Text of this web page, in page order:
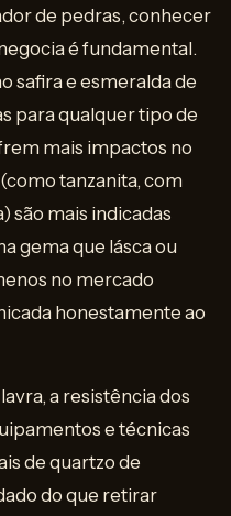
de pedras, conhecer
é fundamental.
safira e esmeralda de
para qualquer tipo de
mais impactos no
tanzanita, com
são mais indicadas
gema que lásca ou
no mercado
honestamente ao
a resistência dos
e técnicas
de quartzo de
do que retirar